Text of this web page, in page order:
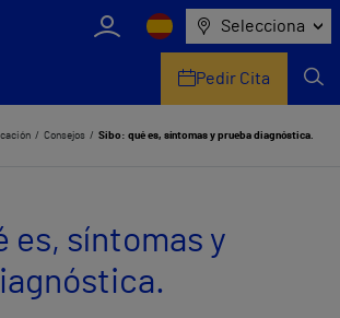
Selecciona
Pedir Cita
Consejos Sibo: qué es, síntomas y prueba diagnóstica.
es, síntomas y